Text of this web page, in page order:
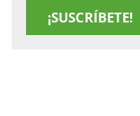
¡SUSCRÍBETE!